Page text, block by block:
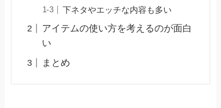
下ネタやエッチな内容も多い
アイテムの使い方を考えるのが面白
い
まとめ